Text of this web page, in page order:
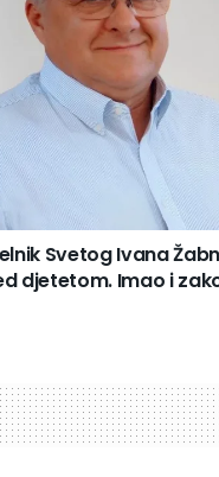
Svetog Ivana
djetetom. Imao i